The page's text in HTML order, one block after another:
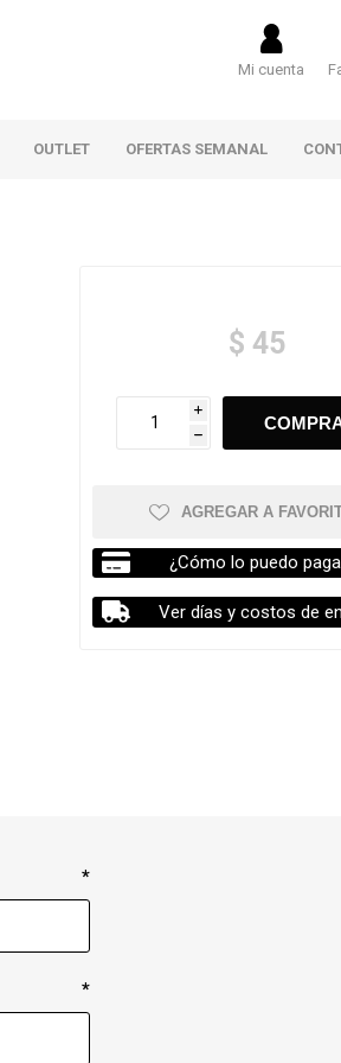
Mi cuenta
OUTLET OFERTAS SEMANAL
$ 45
i
h
AGREGAR A
¿Cómo lo puedo
Ver días y costos de
*
*